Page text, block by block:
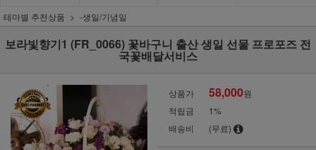
테마별 추천상품 -생일/기념일
보라빛향기1 (FR_0066) 꽃바구니 출산 생일 선물 프로포즈 전
국꽃배달서비스
상품가 58,000원
적립금
1%
배송비
(무료)